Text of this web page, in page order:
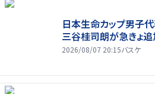
日本生命カップ男子
三谷桂司朗が急きょ
2026/08/07 20:15バスケ